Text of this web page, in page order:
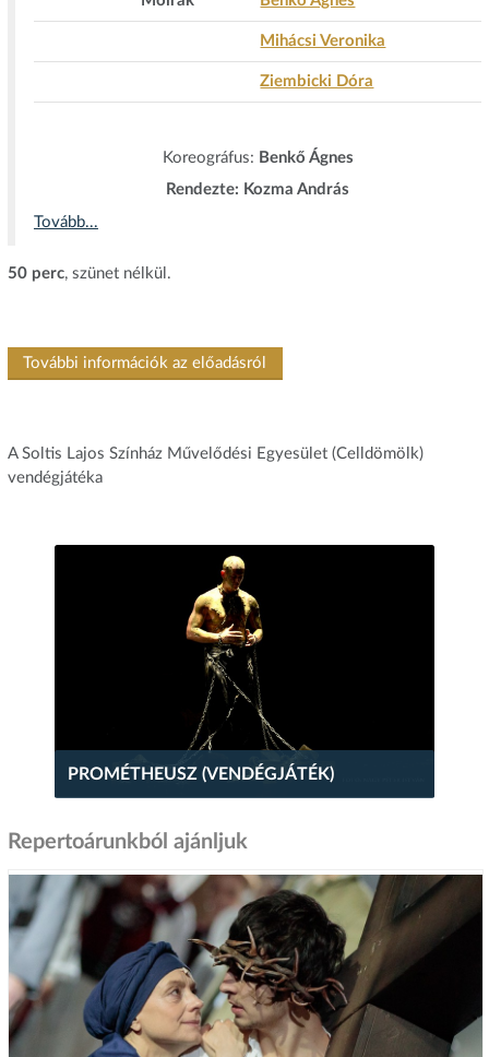
Mihácsi Veronika
Ziembicki Dóra
Koreográfus: Benkő Ágnes
Rendezte: Kozma András
Tovább...
50 perc, szünet nélkül.
További információk az előadásról
A Soltis Lajos Színház Művelődési Egyesület (Celldömölk)
vendégjátéka
PROMÉTHEUSZ (VENDÉGJÁTÉK)
Repertoárunkból ajánljuk